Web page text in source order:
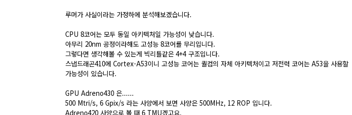
루머가 사실이라는 가정하에 분석해보겠습니다.
CPU 8코어는 모두 동일 아키텍처일 가능성이 낮습니다.
아무리 20nm 공정이라해도 고성능 8코어를 무리입니다.
그렇다면 생각해볼 수 있는게 빅리틀같은 4+4 구조입니다.
스냅드래곤410에 Cortex-A53이니 고성능 코어는 퀄컴의 자체 아키텍처이고 저전력 코어는 A53을 사용할
가능성이 있습니다.
GPU Adreno430 은......
500 Mtri/s, 6 Gpix/s 라는 사양에서 보면 사양은 500MHz, 12 ROP 입니다.
Adreno420 사양으로 볼 때 6 TMU겠고요.